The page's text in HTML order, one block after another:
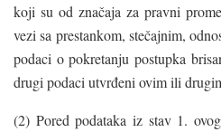
koji su od značaja za pravni
vezi sa prestankom, stečajnim,
podaci o pokretanju postupka
drugi podaci utvrđeni ovim ili
(2) Pored podataka iz stav 1.